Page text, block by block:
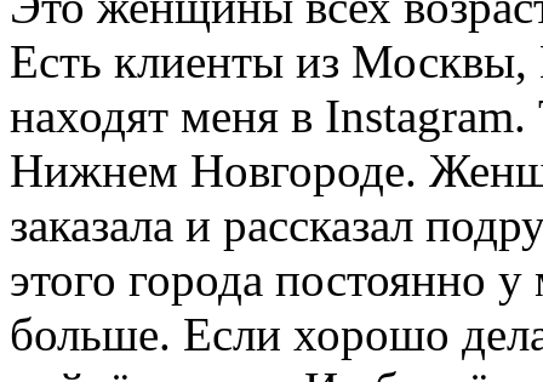
Есть клиенты из
находят меня в
Нижнем Новгороде.
заказала и рассказал
этого города постоянно
больше. Если хорошо